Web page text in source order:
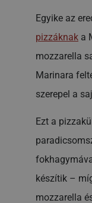
Egyike az
pizzáknak a
mozzarella
Marinara
szerepel a
Ezt a
készítik –
mozzarella